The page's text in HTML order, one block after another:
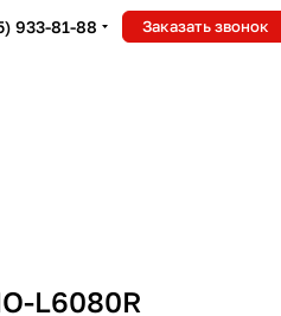
933-81-88 Заказать звонок
L6080R